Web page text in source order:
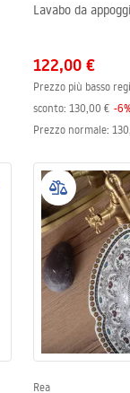
Lavabo da
122,00 €
Prezzo più basso
sconto: 130,00 € -6
Prezzo normale:
Rea